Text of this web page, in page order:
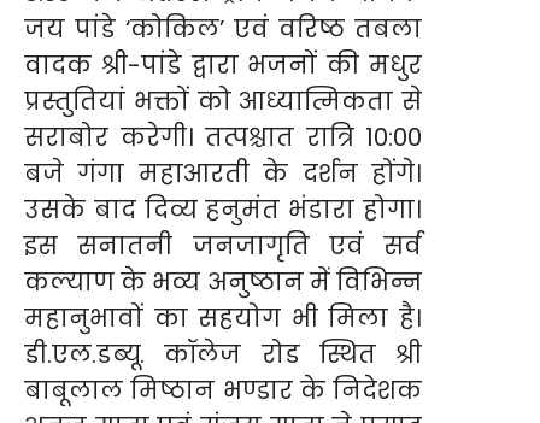
जय पांडे ‘कोकिल’ एवं वरिष्ठ तबला
वादक श्री-पांडे द्वारा भजनों की मधुर
प्रस्तुतियां भक्तों को आध्यात्मिकता से
सराबोर करेगी। तत्पश्चात रात्रि 10:00
बजे गंगा महाआरती के दर्शन होंगे।
उसके बाद दिव्य हनुमंत भंडारा होगा।
इस सनातनी जनजागृति एवं सर्व
कल्याण के भव्य अनुष्ठान में विभिन्न
महानुभावों का सहयोग भी मिला है।
डी.एल.डब्यू. कॉलेज रोड स्थित श्री
बाबूलाल मिष्ठान भण्डार के निदेशक